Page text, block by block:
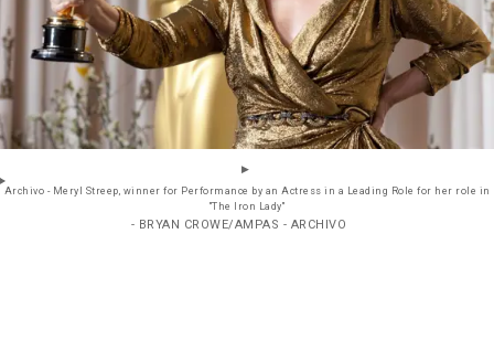
Archivo - Meryl Streep, winner for Performance by an Actress in a Leading Role for her role in
"The Iron Lady"
- BRYAN CROWE/AMPAS - ARCHIVO